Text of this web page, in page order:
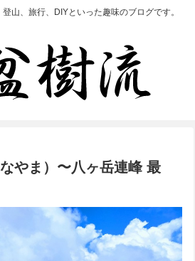
山、旅行、DIYといった趣味のブログです。
やま）〜八ヶ岳連峰 最